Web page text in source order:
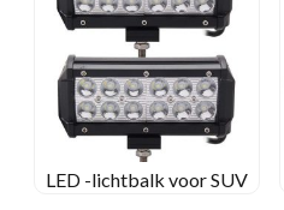
LED -lichtbalk voor SUV